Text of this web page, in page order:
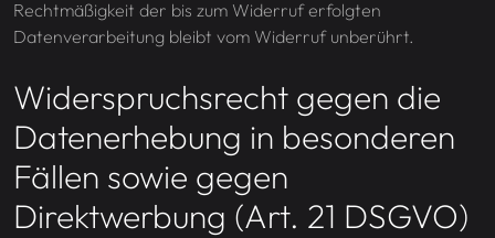
Rechtmäßigkeit der bis zum Widerruf erfolgten
Datenverarbeitung bleibt vom Widerruf unberührt.
Widerspruchsrecht gegen die
Datenerhebung in besonderen
Fällen sowie gegen
Direktwerbung (Art. 21 DSGVO)